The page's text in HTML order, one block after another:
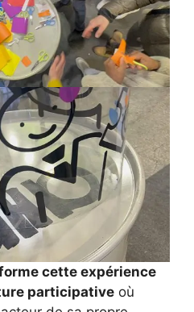
cette expérience
participative où